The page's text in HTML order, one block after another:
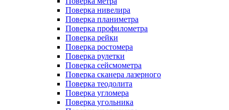
Поверка нивелира
Поверка планиметра
Поверка профилометра
Поверка рейки
Поверка ростомера
Поверка рулетки
Поверка сейсмометра
Поверка сканера лазерного
Поверка теодолита
Поверка угломера
Поверка угольника